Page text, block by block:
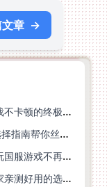
章 →
在英国打一梦江湖卡吗？海外党国服游戏不卡顿的终极解法
海外党打枪神纪卡成PPT？这篇加速器选择指南帮你丝滑上分
美国打我的起源加速器下载指南：海外玩国服游戏不再卡的终极方案
江南百景图国外加速器有哪些？海外玩家亲测好用的选择与避坑指南